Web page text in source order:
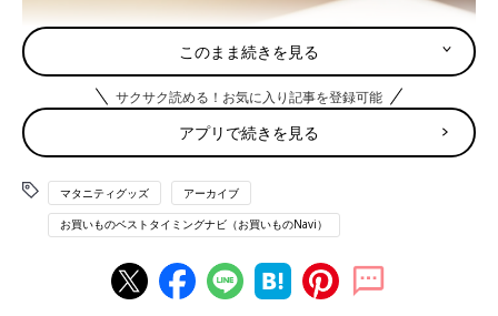
市販されている「マタニティアルバム」は、ただエコー写真を入
このまま続きを見る
サクサク読める！お気に入り記事を登録可能
アプリで続きを見る
マタニティグッズ アーカイブ
お買いものベストタイミングナビ（お買いものNavi）